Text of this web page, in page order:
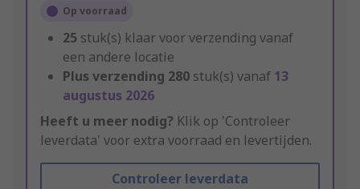
Op voorraad
25 stuk(s) klaar voor verzending vanaf
een andere locatie
Plus verzending 280 stuk(s) vanaf 13
augustus 2026
Heeft u meer nodig? Klik op 'Controleer
leverdata' voor extra voorraad en levertijden.
Controleer leverdata